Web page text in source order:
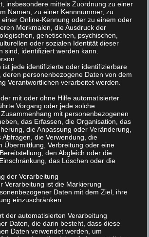
insbesondere mittels Zuordnung zu einer
Namen, zu einer Kennnummer, zu
Online-Kennung oder zu einem oder
Merkmalen, die Ausdruck der
genetischen, psychischen,
oder sozialen Identität dieser
sind, identifiziert werden kann.
ist jede identifizierte oder identifizierbare
deren personenbezogene Daten von dem
Verantwortlichen verarbeitet werden.
mit oder ohne Hilfe automatisierter
Vorgang oder jede solche
mit personenbezogenen
das Erfassen, die Organisation, das
die Anpassung oder Veränderung,
Abfragen, die Verwendung, die
Übermittlung, Verbreitung oder eine
den Abgleich oder die
das Löschen oder die
der Verarbeitung
Verarbeitung ist die Markierung
Daten mit dem Ziel, ihre
einzuschränken.
der automatisierten Verarbeitung
Daten, die darin besteht, dass diese
Daten verwendet werden, um